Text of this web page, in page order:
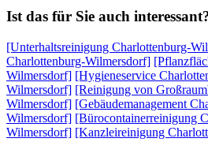
Ist das für Sie auch
[Unterhaltsreinigung Charlottenburg-
Charlottenburg-Wilmersdorf]
Wilmersdorf] [Hygieneservice
Wilmersdorf] [Reinigung von
Wilmersdorf] [Gebäudemanagement
Wilmersdorf] [Bürocontainerreinigung
Wilmersdorf] [Kanzleireinigung